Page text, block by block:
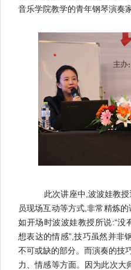
音乐学院教学的青年钢琴演奏
此次讲座中,波波娃教授
员现场互动等方式,非常精炼
如开场时波波娃教授所说:“没
想表达的情感”,技巧虽然并非
不可或缺的部分。而演奏的技
力、情感等方面。因为此次大